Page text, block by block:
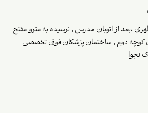
،بعد از اتوبان مدرس , نرسیده به مترو مفتح
کوچه دوم , ساختمان پزشکان فوق تخصصی